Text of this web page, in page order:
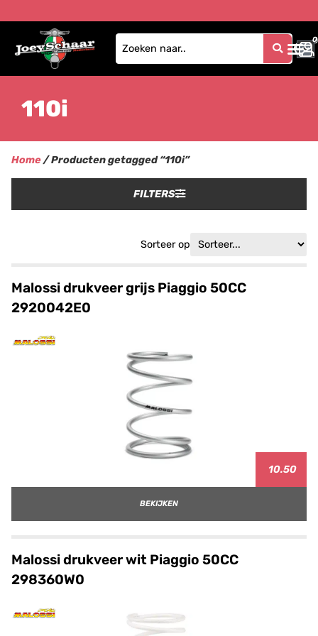
0
0
110i
Home/ Producten getagged “110i”
FILTERS
Sorteer op
Malossi drukveer grijs Piaggio 50CC
2920042E0
10.50
BEKIJKEN
Malossi drukveer wit Piaggio 50CC
298360W0